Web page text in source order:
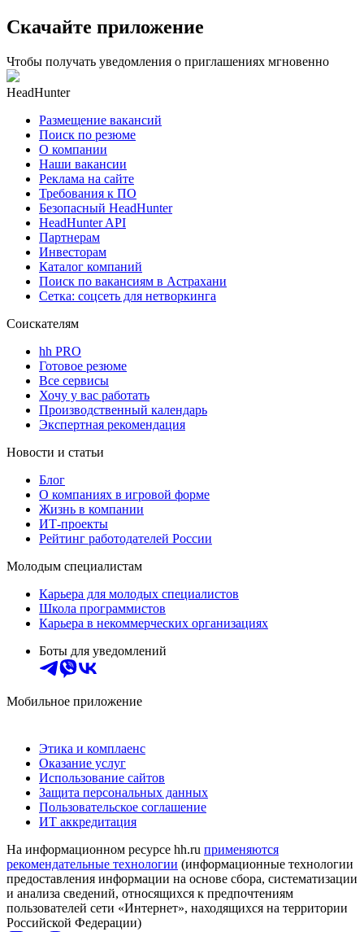
Скачайте приложение
Чтобы получать уведомления о приглашениях мгновенно
HeadHunter
Размещение вакансий
Поиск по резюме
О компании
Наши вакансии
Реклама на сайте
Требования к ПО
Безопасный HeadHunter
HeadHunter API
Партнерам
Инвесторам
Каталог компаний
Поиск по вакансиям в Астрахани
Сетка: соцсеть для нетворкинга
Соискателям
hh PRO
Готовое резюме
Все сервисы
Хочу у вас работать
Производственный календарь
Экспертная рекомендация
Новости и статьи
Блог
О компаниях в игровой форме
Жизнь в компании
ИТ-проекты
Рейтинг работодателей России
Молодым специалистам
Карьера для молодых специалистов
Школа программистов
Карьера в некоммерческих организациях
Боты для уведомлений
Мобильное приложение
Этика и комплаенс
Оказание услуг
Использование сайтов
Защита персональных данных
Пользовательское соглашение
ИТ аккредитация
На информационном ресурсе hh.ru применяются
рекомендательные технологии (информационные технологии
предоставления информации на основе сбора, систематизации
и анализа сведений, относящихся к предпочтениям
пользователей сети «Интернет», находящихся на территории
Российской Федерации)